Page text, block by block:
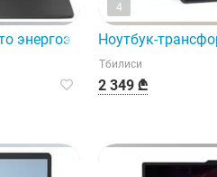
энергоэффективный и
4
Ноутбук-
Тбилиси
2 349 ₾